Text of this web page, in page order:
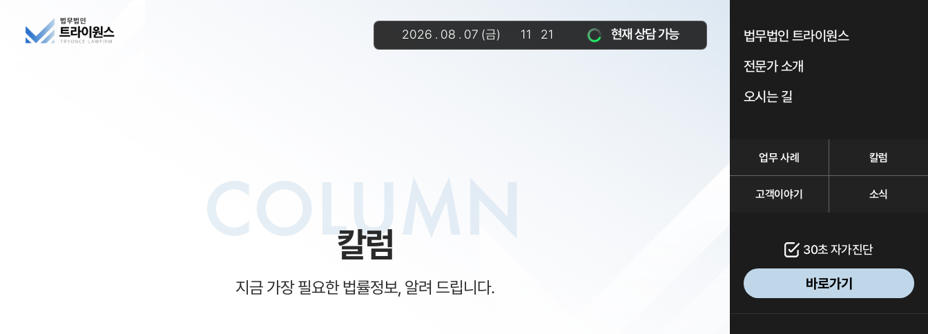
법무법인 트라이원스
전문가 소개
오시는 길
업무 사례 칼럼
고객이야기 소식
30초 자가진단
바로가기
2026 . 08 . 07 (금) 11 21 현재 상담 가능
COLUMN
칼럼
지금 가장 필요한 법률정보, 알려 드립니다.